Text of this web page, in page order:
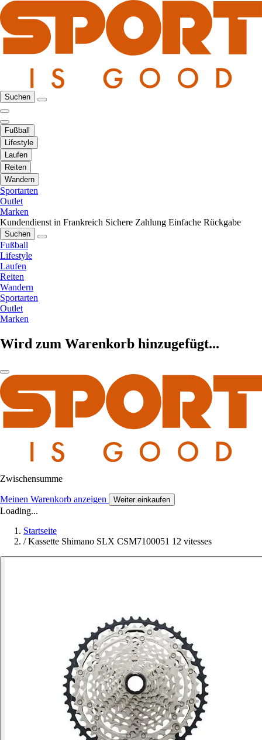
Suchen
Fußball
Lifestyle
Laufen
Reiten
Wandern
Sportarten
Outlet
Marken
Kundendienst in Frankreich Sichere Zahlung Einfache Rückgabe
Suchen
Fußball
Lifestyle
Laufen
Reiten
Wandern
Sportarten
Outlet
Marken
Wird zum Warenkorb hinzugefügt...
Zwischensumme
Meinen Warenkorb anzeigen Weiter einkaufen
Loading...
Startseite
/ Kassette Shimano SLX CSM7100051 12 vitesses